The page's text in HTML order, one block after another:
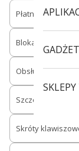
Płatności
Blokada zegarka
Obsługa map
Szczelne
Skróty